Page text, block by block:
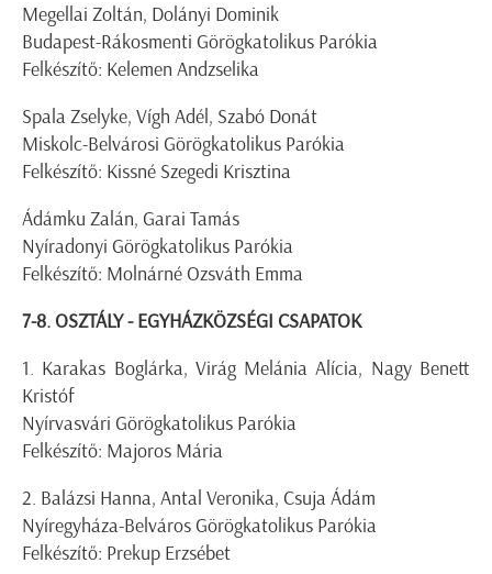
Megellai Zoltán, Dolányi Dominik
Budapest-Rákosmenti Görögkatolikus Parókia
Felkészítő: Kelemen Andzselika
Spala Zselyke, Vígh Adél, Szabó Donát
Miskolc-Belvárosi Görögkatolikus Parókia
Felkészítő: Kissné Szegedi Krisztina
Ádámku Zalán, Garai Tamás
Nyíradonyi Görögkatolikus Parókia
Felkészítő: Molnárné Ozsváth Emma
7-8. OSZTÁLY - EGYHÁZKÖZSÉGI CSAPATOK
1. Karakas Boglárka, Virág Melánia Alícia, Nagy Benett
Kristóf
Nyírvasvári Görögkatolikus Parókia
Felkészítő: Majoros Mária
2. Balázsi Hanna, Antal Veronika, Csuja Ádám
Nyíregyháza-Belváros Görögkatolikus Parókia
Felkészítő: Prekup Erzsébet